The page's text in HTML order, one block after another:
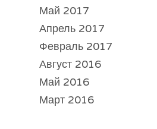
Май 2017
Апрель 2017
Февраль 2017
Август 2016
Май 2016
Март 2016